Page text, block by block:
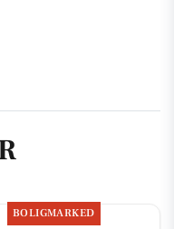
BOLIGMARKED